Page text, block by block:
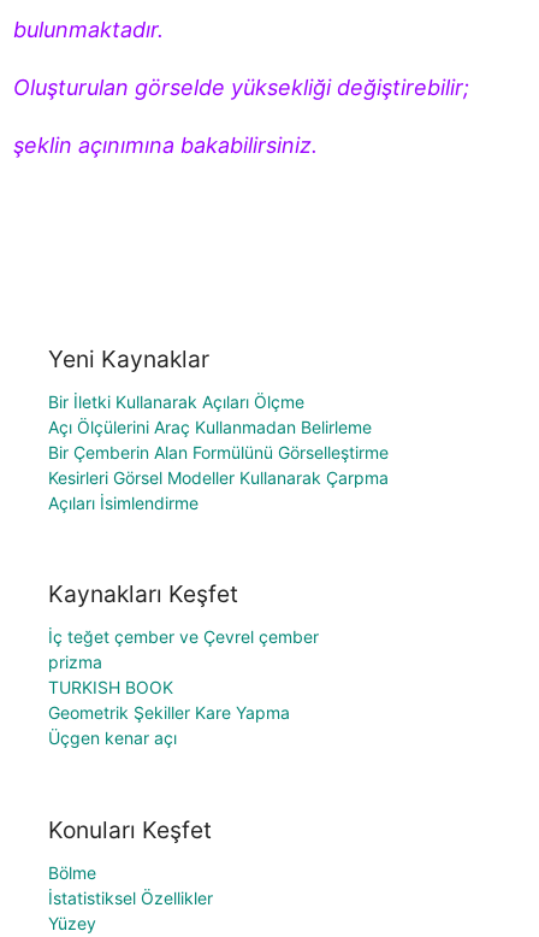
Oluşturulan görselde yüksekliği değiştirebilir;
şeklin açınımına bakabilirsiniz.
Yeni Kaynaklar
Bir İletki Kullanarak Açıları Ölçme
Açı Ölçülerini Araç Kullanmadan Belirleme
Bir Çemberin Alan Formülünü Görselleştirme
Kesirleri Görsel Modeller Kullanarak Çarpma
Açıları İsimlendirme
Kaynakları Keşfet
İç teğet çember ve Çevrel çember
prizma
TURKISH BOOK
Geometrik Şekiller Kare Yapma
Üçgen kenar açı
Konuları Keşfet
Bölme
İstatistiksel Özellikler
Yüzey